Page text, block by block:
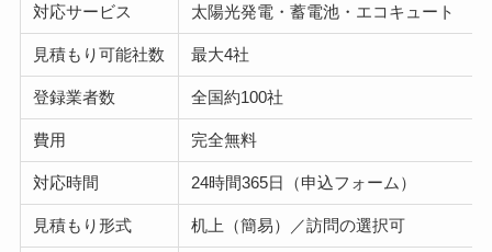
対応サービス 太陽光発電・蓄電池・エコキュート
見積もり可能社数 最大4社
登録業者数 全国約100社
費用 完全無料
対応時間 24時間365日（申込フォーム）
見積もり形式 机上（簡易）／訪問の選択可